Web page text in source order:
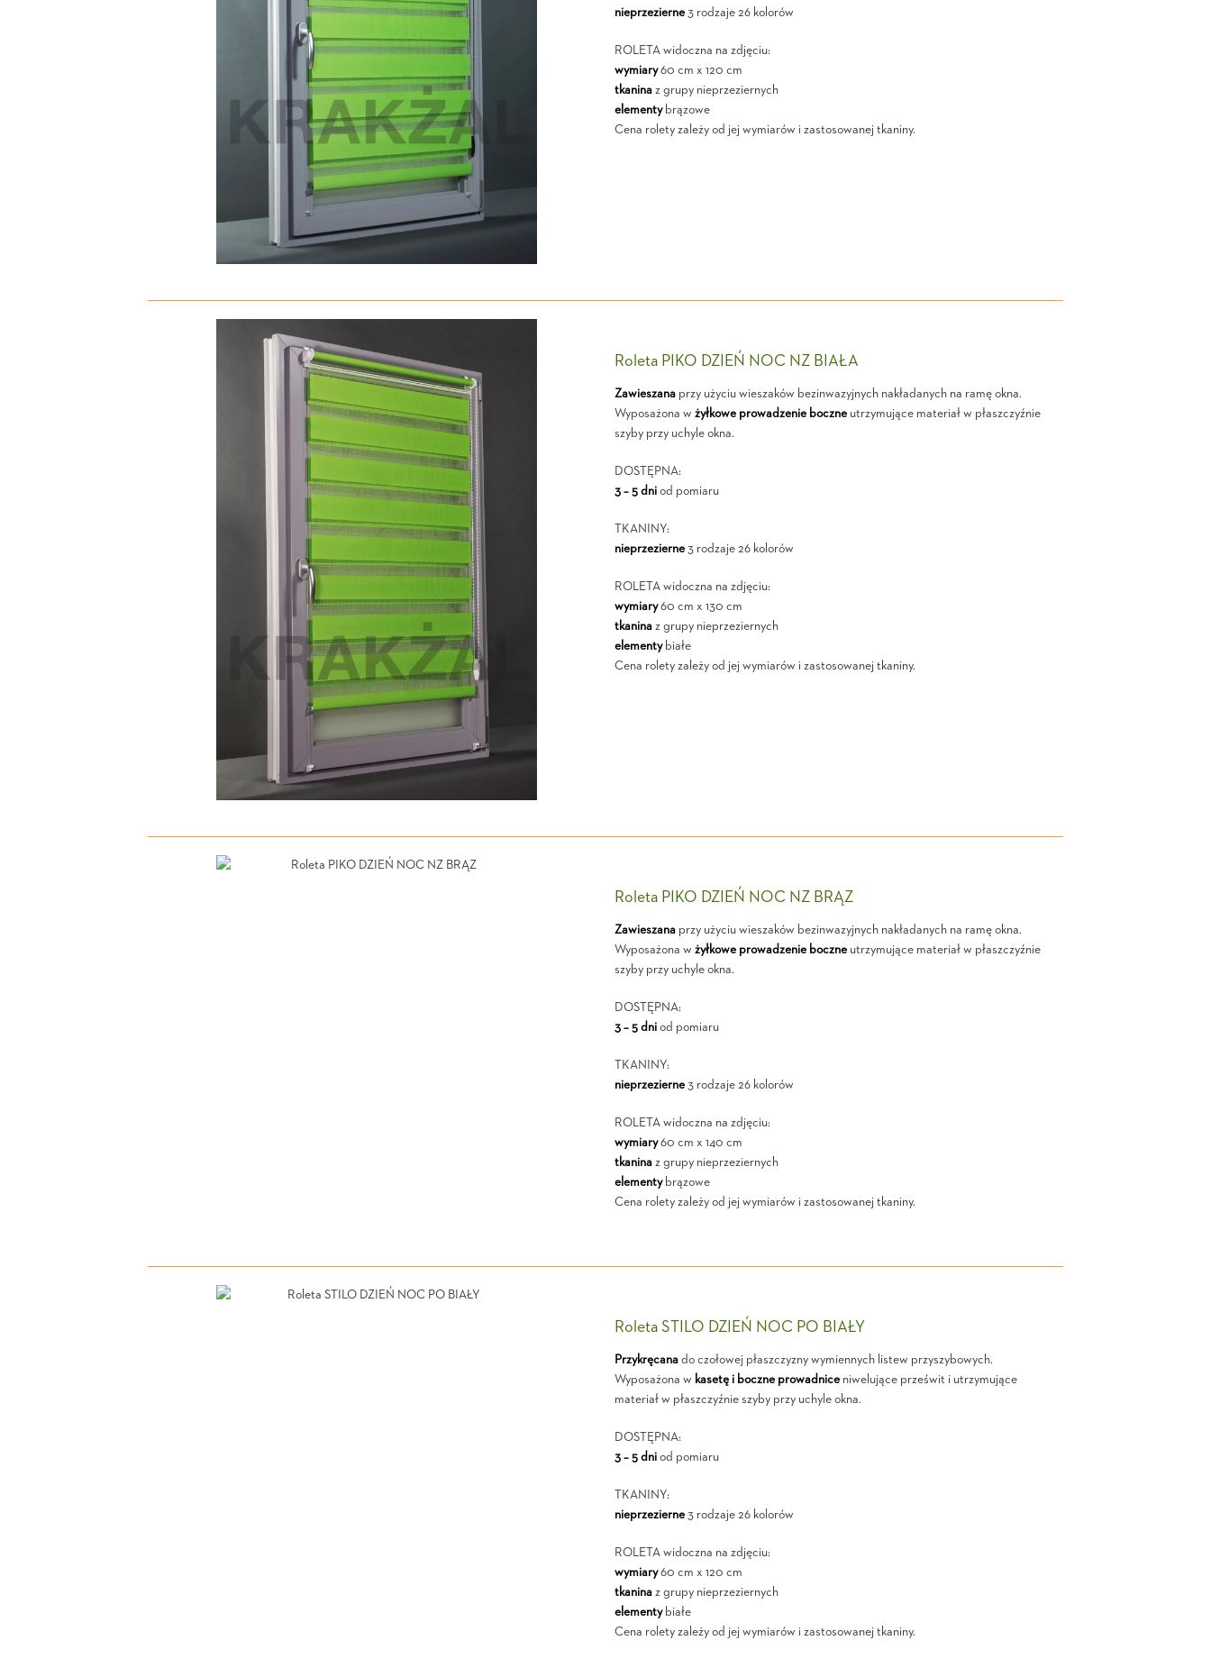
nieprzezierne 3 rodzaje 26 kolorów
ROLETA widoczna na zdjęciu:
wymiary60 cm x 120 cm
tkanina z grupy nieprzeziernych
elementybrązowe
Cena rolety zależy od jej wymiarów i zastosowanej tkaniny.
Roleta PIKO DZIEŃ NOC NZ BIAŁA
Zawieszana przy użyciu wieszaków bezinwazyjnych nakładanych na ramę okna.
Wyposażona wżyłkowe prowadzenie boczne utrzymujące materiał w płaszczyźnie
szyby przy uchyle okna.
DOSTĘPNA:
3 – 5 dni od pomiaru
TKANINY:
nieprzezierne 3 rodzaje 26 kolorów
ROLETA widoczna na zdjęciu:
wymiary60 cm x 130 cm
tkanina z grupy nieprzeziernych
elementybiałe
Cena rolety zależy od jej wymiarów i zastosowanej tkaniny.
Roleta PIKO DZIEŃ NOC NZ BRĄZ
Zawieszana przy użyciu wieszaków bezinwazyjnych nakładanych na ramę okna.
Wyposażona wżyłkowe prowadzenie boczne utrzymujące materiał w płaszczyźnie
szyby przy uchyle okna.
DOSTĘPNA:
3 – 5 dni od pomiaru
TKANINY:
nieprzezierne 3 rodzaje 26 kolorów
ROLETA widoczna na zdjęciu:
wymiary60 cm x 140 cm
tkanina z grupy nieprzeziernych
elementybrązowe
Cena rolety zależy od jej wymiarów i zastosowanej tkaniny.
Roleta STILO DZIEŃ NOC PO BIAŁY
Przykręcana do czołowej płaszczyzny wymiennych listew przyszybowych.
Wyposażona w kasetę i boczne prowadnice niwelujące prześwit i utrzymujące
materiał w płaszczyźnie szyby przy uchyle okna.
DOSTĘPNA:
3 – 5 dni od pomiaru
TKANINY:
nieprzezierne 3 rodzaje 26 kolorów
ROLETA widoczna na zdjęciu:
wymiary60 cm x 120 cm
tkanina z grupy nieprzeziernych
elementybiałe
Cena rolety zależy od jej wymiarów i zastosowanej tkaniny.